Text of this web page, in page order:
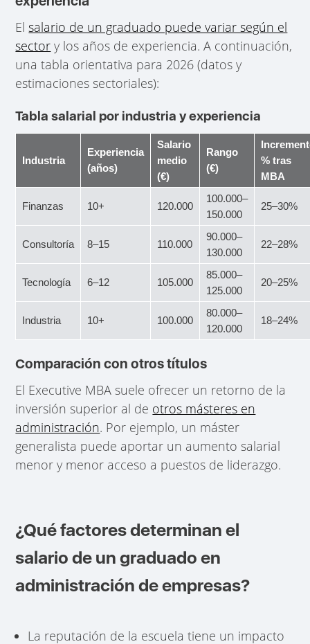
Elsalario de un graduado puede variar según el
sector y los años de experiencia. A continuación,
una tabla orientativa para 2026 (datos y
estimaciones sectoriales):
Tabla salarial por industria y experiencia
Industria
Experiencia
(años)
Salario
medio
(€)
Rango
(€)
% tras
MBA
Finanzas 10+ 120.000
100.000–
150.000
25–30%
Consultoría 8–15 110.000
90.000–
130.000
22–28%
Tecnología 6–12 105.000
85.000–
125.000
20–25%
Industria 10+ 100.000
80.000–
120.000
18–24%
Comparación con otros títulos
El Executive MBA suele ofrecer un retorno de la
inversión superior al de otros másteres en
administración. Por ejemplo, un máster
generalista puede aportar un aumento salarial
menor y menor acceso a puestos de liderazgo.
¿Qué factores determinan el
salario de un graduado en
administración de empresas?
La reputación de la escuela tiene un impacto